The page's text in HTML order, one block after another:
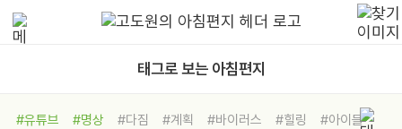
태그로 보는 아침편지
#유튜브 #명상 #다짐 #계획 #바이러스 #힐링
#아이들